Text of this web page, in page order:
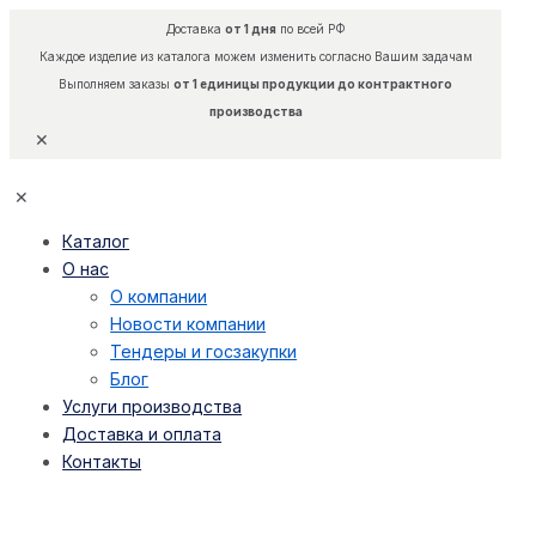
Доставка от 1 дняпо всей РФ
Каждое изделие из каталога можем изменить согласно Вашим задачам
Выполняем заказы от 1 единицы продукции до контрактного
производства
✕
✕
Каталог
О нас
О компании
Новости компании
Тендеры и госзакупки
Блог
Услуги производства
Доставка и оплата
Контакты